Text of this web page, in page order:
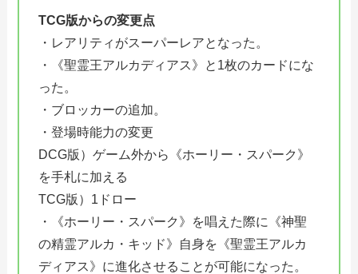
TCG版からの変更点
・レアリティがスーパーレアとなった。
・《聖霊王アルカディアス》と1枚のカードにな
った。
・ブロッカーの追加。
・登場時能力の変更
DCG版）ゲーム外から《ホーリー・スパーク》
を手札に加える
TCG版）1ドロー
・《ホーリー・スパーク》を唱えた際に《神聖
の精霊アルカ・キッド》自身を《聖霊王アルカ
ディアス》に進化させることが可能になった。